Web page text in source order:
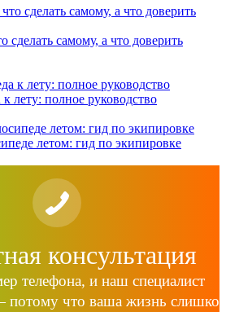
сделать самому, а что доверить
лету: полное руководство
летом: гид по экипировке
консультация
телефона, и наш специалист
потому что ваша жизнь